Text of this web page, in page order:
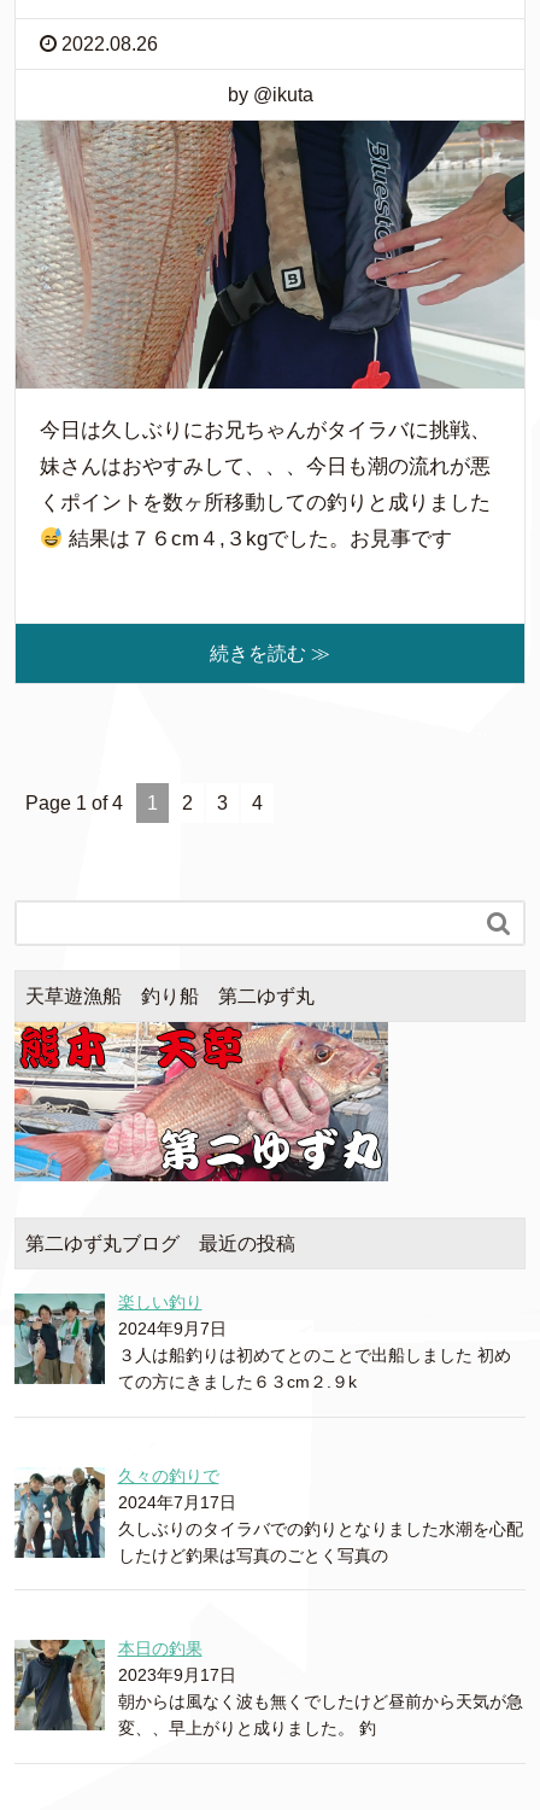
2022.08.26
by @ikuta
今日は久しぶりにお兄ちゃんがタイラバに挑戦、
妹さんはおやすみして、、、今日も潮の流れが悪
くポイントを数ヶ所移動しての釣りと成りました
結果は７６cm４,３kgでした。お見事です
続きを読む ≫
Page 1 of 4 1 2 3 4

天草遊漁船 釣り船 第二ゆず丸
第二ゆず丸ブログ 最近の投稿
楽しい釣り
2024年9月7日
３人は船釣りは初めてとのことで出船しました 初め
ての方にきました６３cm２.９k
久々の釣りで
2024年7月17日
久しぶりのタイラバでの釣りとなりました水潮を心配
したけど釣果は写真のごとく写真の
本日の釣果
2023年9月17日
朝からは風なく波も無くでしたけど昼前から天気が急
変、、早上がりと成りました。 釣